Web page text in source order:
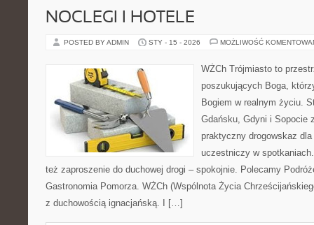
NOCLEGI I HOTELE
POSTED BY ADMIN STY - 15 - 2026 MOŻLIWOŚĆ
WŻCh Trójmiasto to
poszukujących Boga,
Bogiem w realnym życiu.
Gdańsku, Gdyni i Sopocie
praktyczny drogowskaz
uczestniczy w
też zaproszenie do duchowej drogi – spokojnie. Polecamy
Gastronomia Pomorza. WŻCh (Wspólnota Życia
z duchowością ignacjańską. I […]